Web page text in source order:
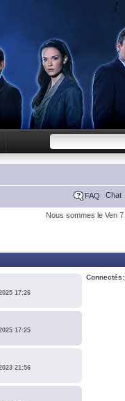
FAQ Chat
Nous sommes le Ven
17:26
17:25
21:56
Connectés: